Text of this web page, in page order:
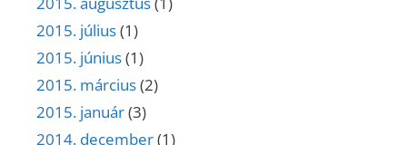
2015. július(1)
2015. június(1)
2015. március(2)
2015. január(3)
2014. december(1)